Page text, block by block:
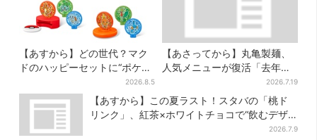
【あすから】どの世代？マク
ドのハッピーセットに“ポケモ
ンおもちゃ”、歴代30匹に「懐
かしい」と喜びの声
2026.8.5
【あさってから】丸亀製麺、
人気メニューが復活「去年め
っちゃハマった」「待ってた
よ！」「夏の救世主」
2026.7.19
【あすから】この夏ラスト！スタバの「桃ド
リンク」、紅茶×ホワイトチョコで“飲むデザ
2026.7.9